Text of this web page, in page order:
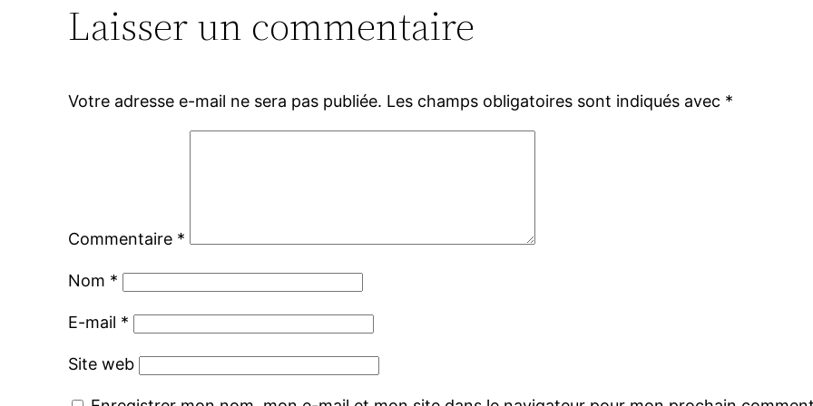
Laisser un commentaire
Votre adresse e-mail ne sera pas publiée. Les champs obligatoires sont indiqués avec *
Commentaire *
Nom *
E-mail *
Site web